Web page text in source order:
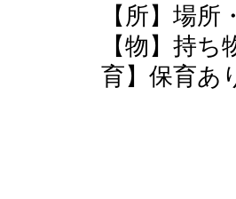
【所】場
【物】持
育】保育あ